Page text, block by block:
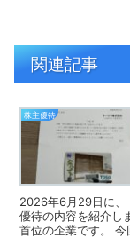
関連記事
株主優待
2026年6月29日に、
優待の内容を紹介し
首位の企業です。